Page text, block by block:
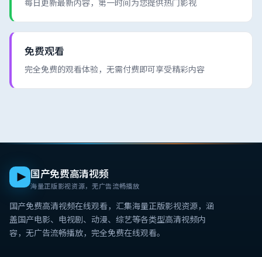
每日更新最新内容，第一时间为您提供热门影视
免费观看
完全免费的观看体验，无需付费即可享受精彩内容
国产免费高清视频
海量正版影视资源，无广告流畅播放
国产免费高清视频在线观看 ，汇集海量正版影视资源，涵
盖国产电影、电视剧、动漫、综艺等各类型高清视频内
容，无广告流畅播放，完全免费在线观看。